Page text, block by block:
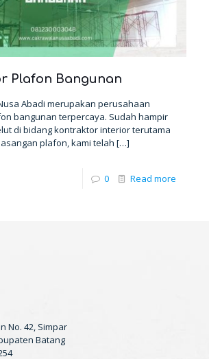
Plafon Bangunan
Abadi merupakan perusahaan
bangunan terpercaya. Sudah hampir
di bidang kontraktor interior terutama
plafon, kami telah […]
0 Read more
No. 42, Simpar
Batang